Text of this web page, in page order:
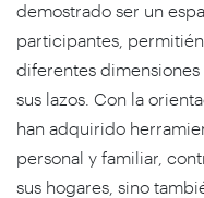
demostrado ser un
participantes,
diferentes
sus lazos. Con la
han adquirido
personal y familiar,
sus hogares, sino